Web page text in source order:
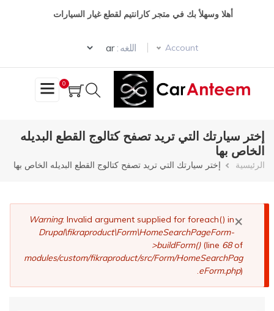
أهلا وسهلأ بك في متجر كارانتيم لقطع غيار السيارات
Account اللغه :
Select your language
0
إختر سيارتك التي تريد تصفح كتالوج القطع البديله
الخاص بها
مسار
الرئيسية إختر سيارتك التي تريد تصفح كتالوج القطع البديله الخاص بها
×
رسالة
الخطأ
Warning: Invalid argument supplied for foreach() in
Drupal\fikraproduct\Form\HomeSearchPageForm-
>buildForm()(line 68of
modules/custom/fikraproduct/src/Form/HomeSearchPag
eForm.php).